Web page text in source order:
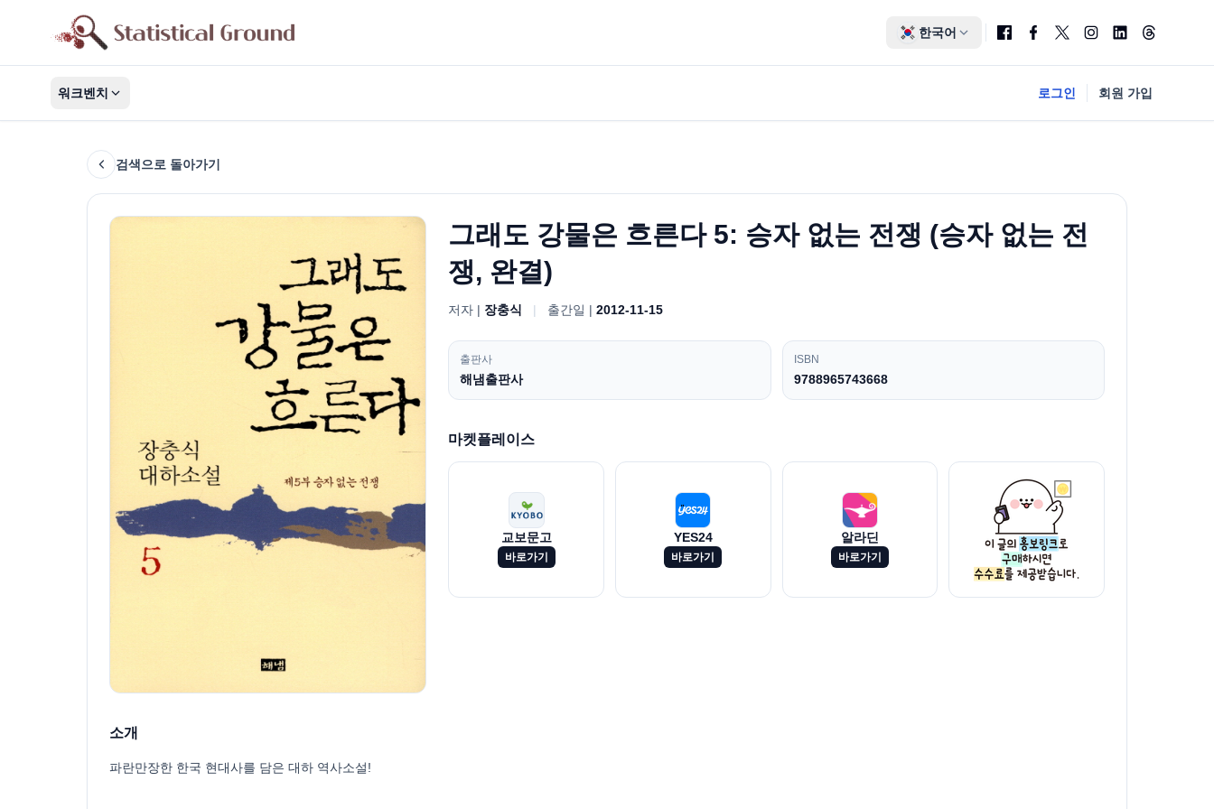
한국어
워크벤치 로그인 회원 가입
검색으로 돌아가기
그래도 강물은 흐른다 5: 승자 없는 전쟁 (승자 없는 전
쟁, 완결)
저자 | 장충식 | 출간일 |2012-11-15
출판사
해냄출판사
ISBN
9788965743668
마켓플레이스
교보문고
바로가기
YES24
바로가기
알라딘
바로가기
소개
파란만장한 한국 현대사를 담은 대하 역사소설!